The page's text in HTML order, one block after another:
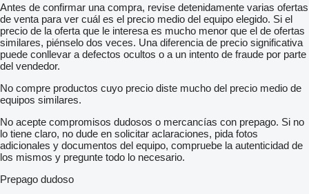
Antes de confirmar una compra, revise detenidamente varias ofertas
de venta para ver cuál es el precio medio del equipo elegido. Si el
precio de la oferta que le interesa es mucho menor que el de ofertas
similares, piénselo dos veces. Una diferencia de precio significativa
puede conllevar a defectos ocultos o a un intento de fraude por parte
del vendedor.
No compre productos cuyo precio diste mucho del precio medio de
equipos similares.
No acepte compromisos dudosos o mercancías con prepago. Si no
lo tiene claro, no dude en solicitar aclaraciones, pida fotos
adicionales y documentos del equipo, compruebe la autenticidad de
los mismos y pregunte todo lo necesario.
Prepago dudoso